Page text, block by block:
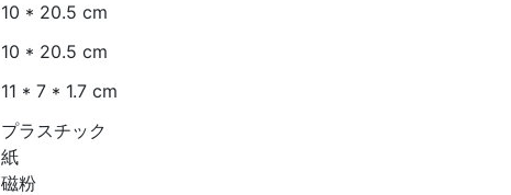
10 * 20.5 cm
10 * 20.5 cm
11 * 7 * 1.7 cm
プラスチック
紙
磁粉